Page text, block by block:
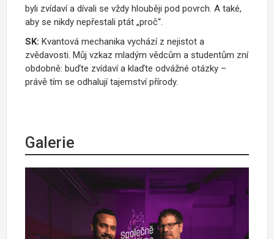
byli zvídaví a dívali se vždy hlouběji pod povrch. A také,
aby se nikdy nepřestali ptát „proč“.
SK: Kvantová mechanika vychází z nejistot a
zvědavosti. Můj vzkaz mladým vědcům a studentům zní
obdobně: buďte zvídaví a klaďte odvážné otázky –
právě tím se odhalují tajemství přírody.
Galerie